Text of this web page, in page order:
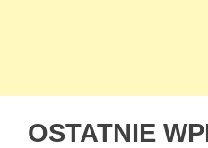
OSTATNIE